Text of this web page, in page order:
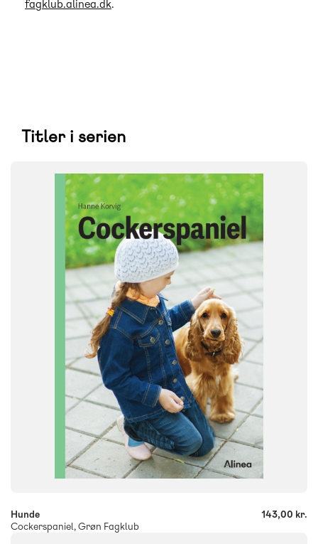
fagklub.alinea.dk.
Titler i serien
1. klasse 2. klasse 3. klasse
Flergangsbog
9788723576040
+
Hunde
Cockerspaniel, Grøn Fagklub
143,00 kr.